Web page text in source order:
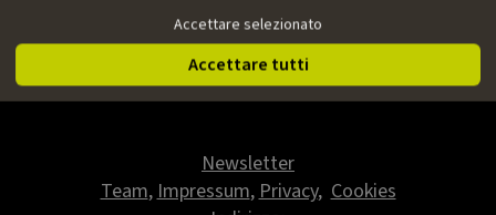
IDM Südtirol - Alto Adige
www.idm-suedtirol.com
Newsletter
Team,Impressum,Privacy,Cookies
Accettare selezionato
Accettare tutti